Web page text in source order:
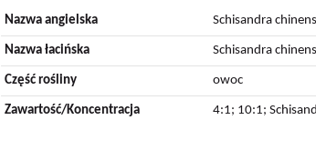
Nazwa angielska Schisandra
Nazwa łacińska Schisandra
Część rośliny owoc
Zawartość/Koncentracja 4:1; 10:1;